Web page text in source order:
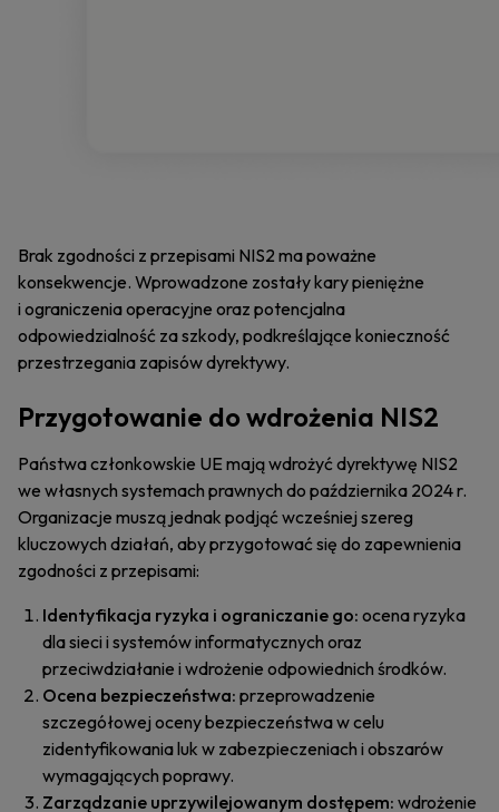
Brak zgodności z przepisami NIS2 ma poważne
konsekwencje. Wprowadzone zostały kary pieniężne
i ograniczenia operacyjne oraz potencjalna
odpowiedzialność za szkody, podkreślające konieczność
przestrzegania zapisów dyrektywy.
Przygotowanie do wdrożenia NIS2
Państwa członkowskie UE mają wdrożyć dyrektywę NIS2
we własnych systemach prawnych do października 2024 r.
Organizacje muszą jednak podjąć wcześniej szereg
kluczowych działań, aby przygotować się do zapewnienia
zgodności z przepisami:
Identyfikacja ryzyka i ograniczanie go: ocena ryzyka
dla sieci i systemów informatycznych oraz
przeciwdziałanie i wdrożenie odpowiednich środków.
Ocena bezpieczeństwa: przeprowadzenie
szczegółowej oceny bezpieczeństwa w celu
zidentyfikowania luk w zabezpieczeniach i obszarów
wymagających poprawy.
Zarządzanie uprzywilejowanym dostępem: wdrożenie